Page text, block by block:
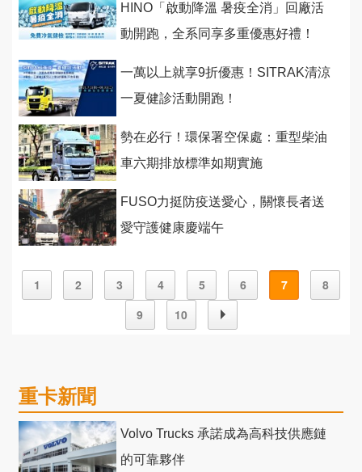
HINO「啟動降溫 暑疫全消」回廠活
動開跑，全系同享多重優惠好禮！
一萬以上就享9折優惠！SITRAK清涼
一夏健診活動開跑！
勢在必行！環保署空保處：重型柴油
車六期排放標準如期實施
FUSO力挺防疫送愛心，關懷長者送
愛守護健康慶端午
1 2 3 4 5 6 7
8
9
10
重卡新聞
Volvo Trucks 承諾成為高科技供應鏈
的可靠夥伴